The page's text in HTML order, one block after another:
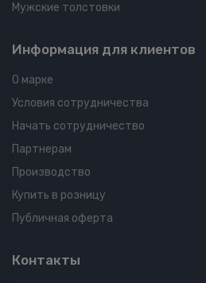
Мужские толстовки
Информация для клиентов
О марке
Условия сотрудничества
Начать сотрудничество
Партнерам
Производство
Купить в розницу
Публичная оферта
Контакты